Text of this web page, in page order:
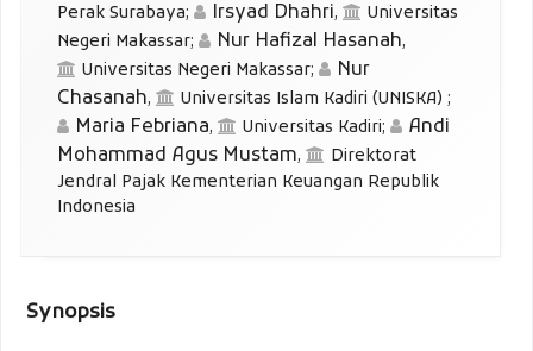
Perak Surabaya; Irsyad Dhahri,
Universitas
Negeri Makassar; Nur Hafizal Hasanah,
Universitas Negeri Makassar;
Nur
Chasanah, Universitas Islam Kadiri (UNISKA);
Maria Febriana, Universitas Kadiri;
Andi
Mohammad Agus Mustam,
Direktorat
Jendral Pajak Kementerian Keuangan Republik
Indonesia
Synopsis